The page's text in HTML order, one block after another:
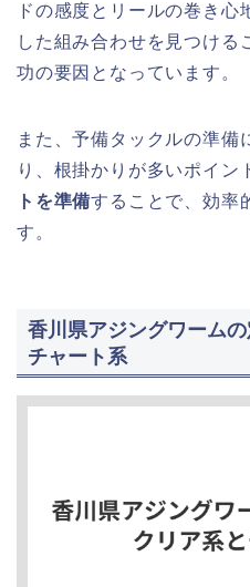
ドの感度とリールの巻き心
した組み合わせを見つける
功の要因となっています。
また、予備タックルの準備
り、根掛かりが多いポイン
トを準備することで、効率
す。
香川県アジングワーム
チャート系